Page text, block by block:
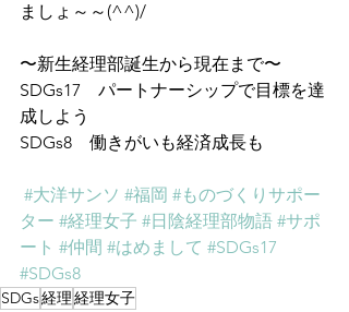
ましょ～～(^^)/
〜新生経理部誕生から現在まで〜
SDGs17　パートナーシップで目標を達
成しよう
SDGs8　働きがいも経済成長も
#大洋サンソ #福岡 #ものづくりサポー
ター #経理女子 #日陰経理部物語 #サポ
ート #仲間 #はめまして #SDGs17
#SDGs8
SDGs経理経理女子